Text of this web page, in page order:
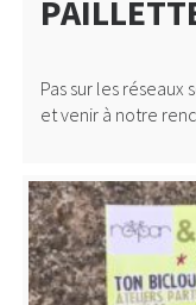
Pas sur les réseaux
et venir à notre